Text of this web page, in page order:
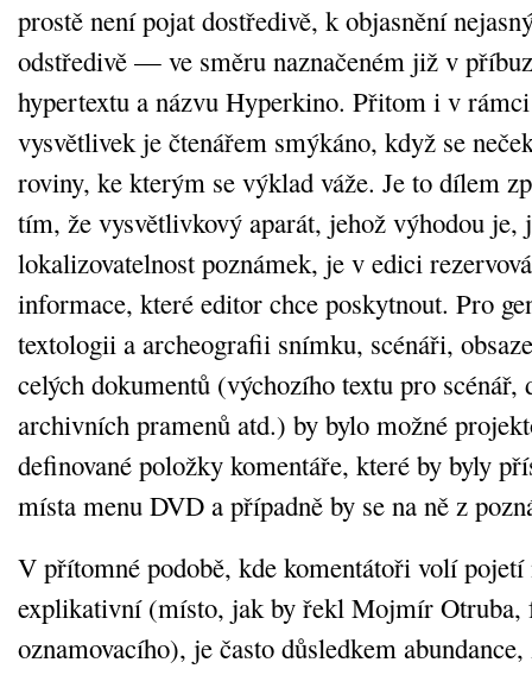
prostě není pojat dostředivě, k objasnění
odstředivě — ve směru naznačeném již v
hypertextu a názvu Hyperkino. Přitom i v
vysvětlivek je čtenářem smýkáno, když se
roviny, ke kterým se výklad váže. Je to dílem
tím, že vysvětlivkový aparát, jehož výhodou
lokalizovatelnost poznámek, je v edici
informace, které editor chce poskytnout. Pro
textologii a archeografii snímku, scénáři,
celých dokumentů (výchozího textu pro scénář,
archivních pramenů atd.) by bylo možné
definované položky komentáře, které by byly
místa menu DVD a případně by se na ně z
V přítomné podobě, kde komentátoři volí pojetí
explikativní (místo, jak by řekl Mojmír Otruba,
oznamovacího), je často důsledkem